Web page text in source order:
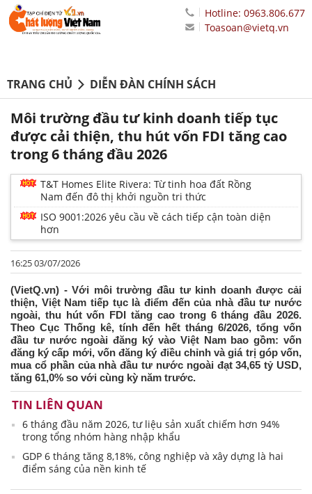
Hotline: 0963.806.677
Toasoan@vietq.vn
TRANG CHỦ DIỄN ĐÀN CHÍNH SÁCH
Môi trường đầu tư kinh doanh tiếp tục
được cải thiện, thu hút vốn FDI tăng cao
trong 6 tháng đầu 2026
T&T Homes Elite Rivera: Từ tinh hoa đất Rồng
Nam đến đô thị khởi nguồn tri thức
ISO 9001:2026 yêu cầu về cách tiếp cận toàn diện
hơn
16:25 03/07/2026
(VietQ.vn) - Với môi trường đầu tư kinh doanh được cải
thiện, Việt Nam tiếp tục là điểm đến của nhà đầu tư nước
ngoài, thu hút vốn FDI tăng cao trong 6 tháng đầu 2026.
Theo Cục Thống kê, tính đến hết tháng 6/2026, tổng vốn
đầu tư nước ngoài đăng ký vào Việt Nam bao gồm: vốn
đăng ký cấp mới, vốn đăng ký điều chỉnh và giá trị góp vốn,
mua cổ phần của nhà đầu tư nước ngoài đạt 34,65 tỷ USD,
tăng 61,0% so với cùng kỳ năm trước.
TIN LIÊN QUAN
6 tháng đầu năm 2026, tư liệu sản xuất chiếm hơn 94%
trong tổng nhóm hàng nhập khẩu
GDP 6 tháng tăng 8,18%, công nghiệp và xây dựng là hai
điểm sáng của nền kinh tế